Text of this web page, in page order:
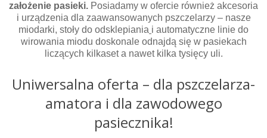
założenie pasieki. Posiadamy w ofercie również akcesoria
i urządzenia dla zaawansowanych pszczelarzy – nasze
miodarki, stoły do odsklepiania i automatyczne linie do
wirowania miodu doskonale odnajdą się w pasiekach
liczących kilkaset a nawet kilka tysięcy uli.
Uniwersalna oferta – dla pszczelarza-
amatora i dla zawodowego
pasiecznika!